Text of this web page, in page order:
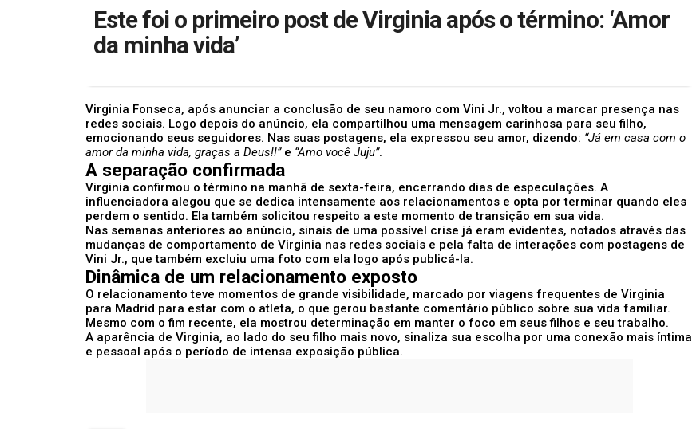
Este foi o primeiro post de Virginia após o término: ‘Amor
da minha vida’
Virginia Fonseca, após anunciar a conclusão de seu namoro com Vini Jr., voltou a marcar presença nas
redes sociais. Logo depois do anúncio, ela compartilhou uma mensagem carinhosa para seu filho,
emocionando seus seguidores. Nas suas postagens, ela expressou seu amor, dizendo: “Já em casa com o
amor da minha vida, graças a Deus!!”e “Amo você Juju”.
A separação confirmada
Virginia confirmou o término na manhã de sexta-feira, encerrando dias de especulações. A
influenciadora alegou que se dedica intensamente aos relacionamentos e opta por terminar quando eles
perdem o sentido. Ela também solicitou respeito a este momento de transição em sua vida.
Nas semanas anteriores ao anúncio, sinais de uma possível crise já eram evidentes, notados através das
mudanças de comportamento de Virginia nas redes sociais e pela falta de interações com postagens de
Vini Jr., que também excluiu uma foto com ela logo após publicá-la.
Dinâmica de um relacionamento exposto
O relacionamento teve momentos de grande visibilidade, marcado por viagens frequentes de Virginia
para Madrid para estar com o atleta, o que gerou bastante comentário público sobre sua vida familiar.
Mesmo com o fim recente, ela mostrou determinação em manter o foco em seus filhos e seu trabalho.
A aparência de Virginia, ao lado do seu filho mais novo, sinaliza sua escolha por uma conexão mais íntima
e pessoal após o período de intensa exposição pública.